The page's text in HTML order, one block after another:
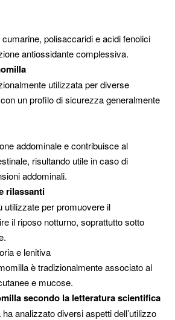
polisaccaridi e acidi fenolici
antiossidante complessiva.
utilizzata per diverse
un profilo di sicurezza generalmente
addominale e contribuisce al
risultando utile in caso di
addominali.
rilassanti
utilizzate per promuovere il
il riposo notturno, soprattutto sotto
e lenitiva
è tradizionalmente associato al
e mucose.
secondo la letteratura scientifica
analizzato diversi aspetti dell’utilizzo